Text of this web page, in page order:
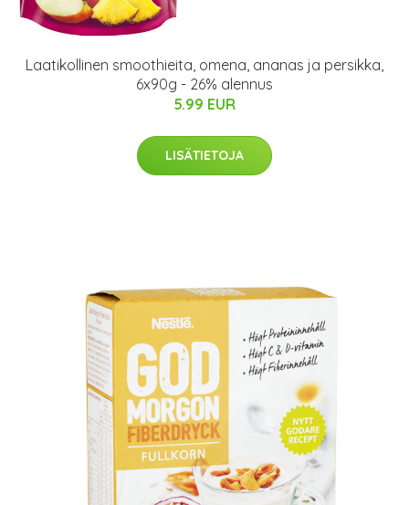
Laatikollinen smoothieita, omena, ananas ja persikka,
6x90g - 26% alennus
5.99 EUR
LISÄTIETOJA